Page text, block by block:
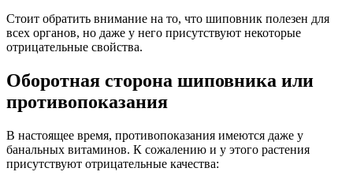
Стоит обратить внимание на то, что шиповник полезен для
всех органов, но даже у него присутствуют некоторые
отрицательные свойства.
Оборотная сторона шиповника или
противопоказания
В настоящее время, противопоказания имеются даже у
банальных витаминов. К сожалению и у этого растения
присутствуют отрицательные качества: